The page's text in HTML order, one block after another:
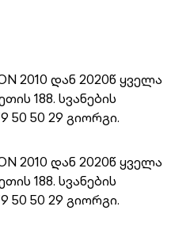
2010 დან 2020წ ყველა
188. სვანების
50 50 29 გიორგი.
2010 დან 2020წ ყველა
188. სვანების
ბაზრობის ქვემოთ 100 მ. 579 50 50 29 გიორგი.